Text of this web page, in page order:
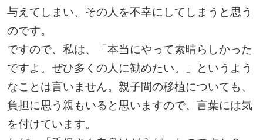
与えてしまい、その人を不幸にしてしまうと思う
のです。
ですので、私は、「本当にやって素晴らしかった
ですよ。ぜひ多くの人に勧めたい。」というよう
なことは言いません。親子間の移植についても、
負担に思う親もいると思いますので、言葉には気
を付けています。